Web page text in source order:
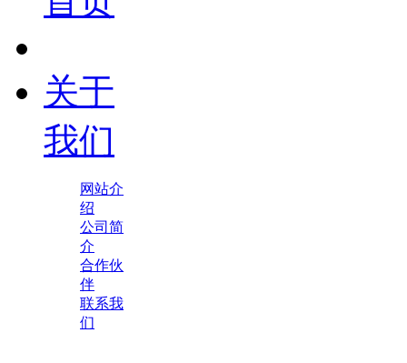
关于
我们
网站介
绍
公司简
介
合作伙
伴
联系我
们